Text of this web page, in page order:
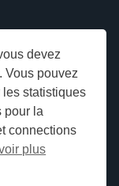
devez
Vous pouvez
statistiques
pour la
connections
plus